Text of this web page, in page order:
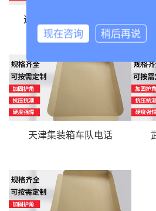
连云港集装箱车队电话
天津集装箱车队电话
现在咨询 稍后再说